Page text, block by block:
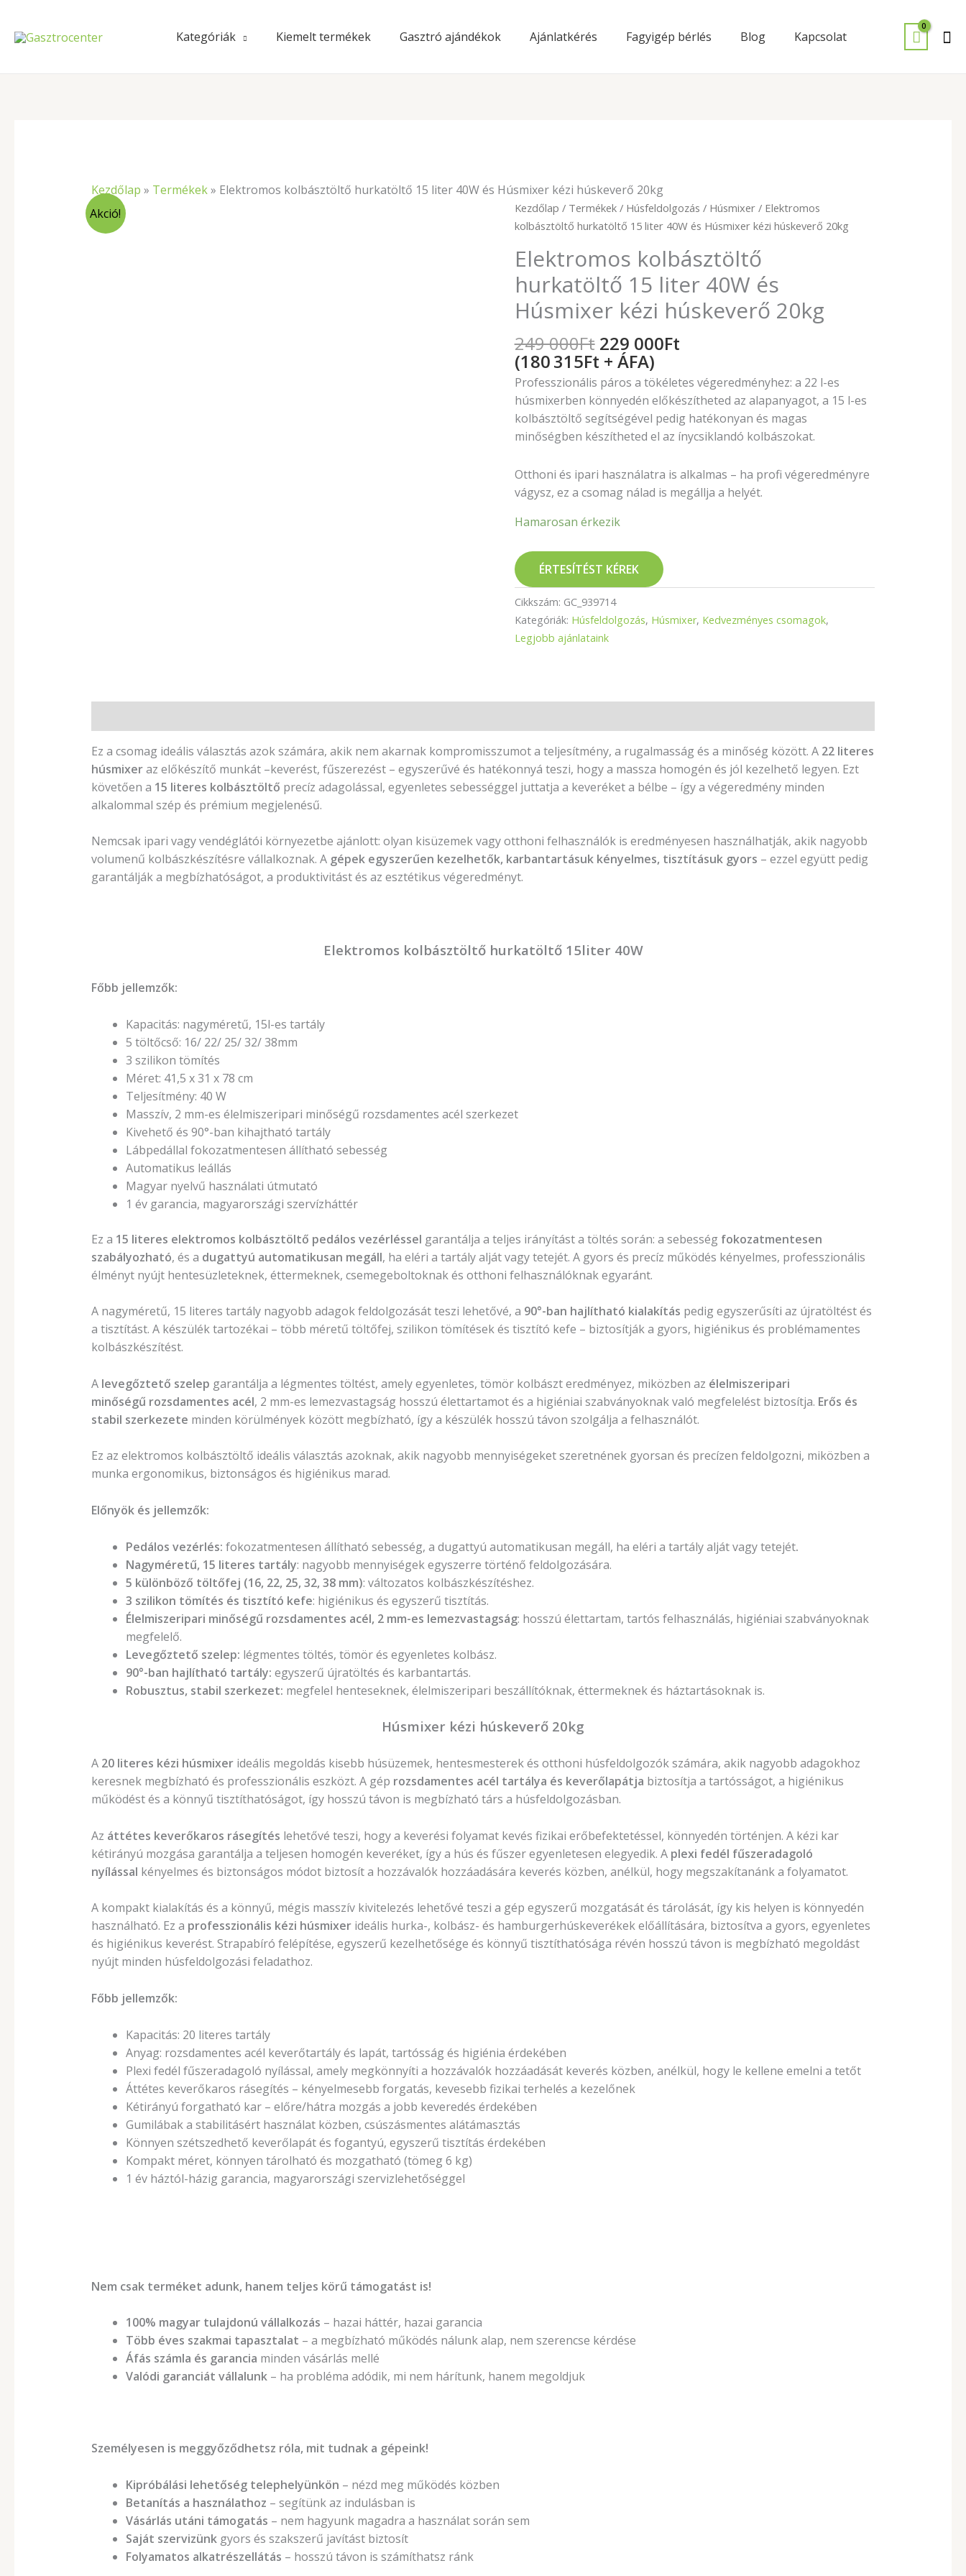
content
Kategóriák Kiemelt termékek Gasztró ajándékok Ajánlatkérés Fagyigép bérlés Blog Kapcsolat
Kezdőlap » Termékek» Elektromos kolbásztöltő hurkatöltő 15 liter 40W és Húsmixer kézi húskeverő 20kg
Akció!
Kezdőlap / Termékek/ Húsfeldolgozás / Húsmixer/ Elektromos
kolbásztöltő hurkatöltő 15 liter 40W és Húsmixer kézi húskeverő 20kg
Elektromos kolbásztöltő
hurkatöltő 15 liter 40W és
Húsmixer kézi húskeverő 20kg
249 000Ft
Original
price
249
000Ft.
229 000Ft
Current
price
229
000Ft.
(180 315Ft + ÁFA)
Professzionális páros a tökéletes végeredményhez: a 22 l-es
húsmixerben könnyedén előkészítheted az alapanyagot, a 15 l-es
kolbásztöltő segítségével pedig hatékonyan és magas
minőségben készítheted el az ínycsiklandó kolbászokat.
Otthoni és ipari használatra is alkalmas – ha profi végeredményre
vágysz, ez a csomag nálad is megállja a helyét.
Hamarosan érkezik
ÉRTESÍTÉST KÉREK
Cikkszám: GC_939714
Kategóriák: Húsfeldolgozás, Húsmixer, Kedvezményes csomagok,
Legjobb ajánlataink
Ez a csomag ideális választás azok számára, akik nem akarnak kompromisszumot a teljesítmény, a rugalmasság és a minőség között. A 22 literes
húsmixeraz előkészítő munkát –keverést, fűszerezést – egyszerűvé és hatékonnyá teszi, hogy a massza homogén és jól kezelhető legyen. Ezt
követően a 15 literes kolbásztöltő precíz adagolással, egyenletes sebességgel juttatja a keveréket a bélbe – így a végeredmény minden
alkalommal szép és prémium megjelenésű.
Nemcsak ipari vagy vendéglátói környezetbe ajánlott: olyan kisüzemek vagy otthoni felhasználók is eredményesen használhatják, akik nagyobb
volumenű kolbászkészítésre vállalkoznak. A gépek egyszerűen kezelhetők, karbantartásuk kényelmes, tisztításuk gyors – ezzel együtt pedig
garantálják a megbízhatóságot, a produktivitást és az esztétikus végeredményt.
Elektromos kolbásztöltő hurkatöltő 15liter 40W
Főbb jellemzők:
Kapacitás: nagyméretű, 15l-es tartály
5 töltőcső: 16/ 22/ 25/ 32/ 38mm
3 szilikon tömítés
Méret: 41,5 x 31 x 78 cm
Teljesítmény: 40 W
Masszív, 2 mm-es élelmiszeripari minőségű rozsdamentes acél szerkezet
Kivehető és 90°-ban kihajtható tartály
Lábpedállal fokozatmentesen állítható sebesség
Automatikus leállás
Magyar nyelvű használati útmutató
1 év garancia, magyarországi szervízháttér
Ez a 15 literes elektromos kolbásztöltő pedálos vezérléssel garantálja a teljes irányítást a töltés során: a sebesség fokozatmentesen
szabályozható, és a dugattyú automatikusan megáll, ha eléri a tartály alját vagy tetejét. A gyors és precíz működés kényelmes, professzionális
élményt nyújt hentesüzleteknek, éttermeknek, csemegeboltoknak és otthoni felhasználóknak egyaránt.
A nagyméretű, 15 literes tartály nagyobb adagok feldolgozását teszi lehetővé, a 90°-ban hajlítható kialakítás pedig egyszerűsíti az újratöltést és
a tisztítást. A készülék tartozékai – több méretű töltőfej, szilikon tömítések és tisztító kefe – biztosítják a gyors, higiénikus és problémamentes
kolbászkészítést.
A levegőztető szelep garantálja a légmentes töltést, amely egyenletes, tömör kolbászt eredményez, miközben az élelmiszeripari
minőségű rozsdamentes acél, 2 mm-es lemezvastagság hosszú élettartamot és a higiéniai szabványoknak való megfelelést biztosítja. Erős és
stabil szerkezete minden körülmények között megbízható, így a készülék hosszú távon szolgálja a felhasználót.
Ez az elektromos kolbásztöltő ideális választás azoknak, akik nagyobb mennyiségeket szeretnének gyorsan és precízen feldolgozni, miközben a
munka ergonomikus, biztonságos és higiénikus marad.
Előnyök és jellemzők:
Pedálos vezérlés: fokozatmentesen állítható sebesség, a dugattyú automatikusan megáll, ha eléri a tartály alját vagy tetejét.
Nagyméretű, 15 literes tartály: nagyobb mennyiségek egyszerre történő feldolgozására.
5 különböző töltőfej (16, 22, 25, 32, 38 mm): változatos kolbászkészítéshez.
3 szilikon tömítés és tisztító kefe: higiénikus és egyszerű tisztítás.
Élelmiszeripari minőségű rozsdamentes acél, 2 mm-es lemezvastagság: hosszú élettartam, tartós felhasználás, higiéniai szabványoknak
megfelelő.
Levegőztető szelep: légmentes töltés, tömör és egyenletes kolbász.
90°-ban hajlítható tartály: egyszerű újratöltés és karbantartás.
Robusztus, stabil szerkezet: megfelel henteseknek, élelmiszeripari beszállítóknak, éttermeknek és háztartásoknak is.
Húsmixer kézi húskeverő 20kg
A 20 literes kézi húsmixerideális megoldás kisebb húsüzemek, hentesmesterek és otthoni húsfeldolgozók számára, akik nagyobb adagokhoz
keresnek megbízható és professzionális eszközt. A gép rozsdamentes acél tartálya és keverőlapátja biztosítja a tartósságot, a higiénikus
működést és a könnyű tisztíthatóságot, így hosszú távon is megbízható társ a húsfeldolgozásban.
Az áttétes keverőkaros rásegítés lehetővé teszi, hogy a keverési folyamat kevés fizikai erőbefektetéssel, könnyedén történjen. A kézi kar
kétirányú mozgása garantálja a teljesen homogén keveréket, így a hús és fűszer egyenletesen elegyedik. A plexi fedél fűszeradagoló
nyílással kényelmes és biztonságos módot biztosít a hozzávalók hozzáadására keverés közben, anélkül, hogy megszakítanánk a folyamatot.
A kompakt kialakítás és a könnyű, mégis masszív kivitelezés lehetővé teszi a gép egyszerű mozgatását és tárolását, így kis helyen is könnyedén
használható. Ez a professzionális kézi húsmixerideális hurka-, kolbász- és hamburgerhúskeverékek előállítására, biztosítva a gyors, egyenletes
és higiénikus keverést. Strapabíró felépítése, egyszerű kezelhetősége és könnyű tisztíthatósága révén hosszú távon is megbízható megoldást
nyújt minden húsfeldolgozási feladathoz.
Főbb jellemzők:
Kapacitás: 20 literes tartály
Anyag: rozsdamentes acél keverőtartály és lapát, tartósság és higiénia érdekében
Plexi fedél fűszeradagoló nyílással, amely megkönnyíti a hozzávalók hozzáadását keverés közben, anélkül, hogy le kellene emelni a tetőt
Áttétes keverőkaros rásegítés – kényelmesebb forgatás, kevesebb fizikai terhelés a kezelőnek
Kétirányú forgatható kar – előre/hátra mozgás a jobb keveredés érdekében
Gumilábak a stabilitásért használat közben, csúszásmentes alátámasztás
Könnyen szétszedhető keverőlapát és fogantyú, egyszerű tisztítás érdekében
Kompakt méret, könnyen tárolható és mozgatható (tömeg 6 kg)
1 év háztól-házig garancia, magyarországi szervizlehetőséggel
Nem csak terméket adunk, hanem teljes körű támogatást is!
100% magyar tulajdonú vállalkozás – hazai háttér, hazai garancia
Több éves szakmai tapasztalat – a megbízható működés nálunk alap, nem szerencse kérdése
Áfás számla és garancia minden vásárlás mellé
Valódi garanciát vállalunk– ha probléma adódik, mi nem hárítunk, hanem megoldjuk
Személyesen is meggyőződhetsz róla, mit tudnak a gépeink!
Kipróbálási lehetőség telephelyünkön – nézd meg működés közben
Betanítás a használathoz – segítünk az indulásban is
Vásárlás utáni támogatás – nem hagyunk magadra a használat során sem
Saját szervizünkgyors és szakszerű javítást biztosít
Folyamatos alkatrészellátás – hosszú távon is számíthatsz ránk